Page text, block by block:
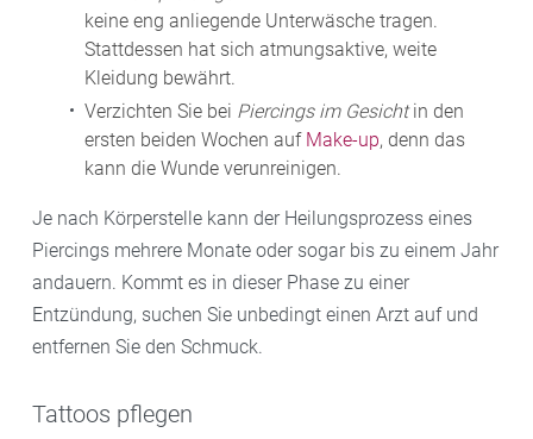
keine eng anliegende Unterwäsche tragen.
Stattdessen hat sich atmungsaktive, weite
Kleidung bewährt.
Verzichten Sie bei Piercings im Gesichtin den
ersten beiden Wochen auf Make-up, denn das
kann die Wunde verunreinigen.
Je nach Körperstelle kann der Heilungsprozess eines
Piercings mehrere Monate oder sogar bis zu einem Jahr
andauern. Kommt es in dieser Phase zu einer
Entzündung, suchen Sie unbedingt einen Arzt auf und
entfernen Sie den Schmuck.
Tattoos pflegen